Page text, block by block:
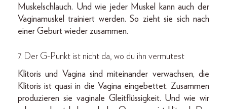
Muskelschlauch. Und wie jeder Muskel kann auch der
Vaginamuskel trainiert werden. So zieht sie sich nach
einer Geburt wieder zusammen.
7. Der G-Punkt ist nicht da, wo du ihn vermutest
Klitoris und Vagina sind miteinander verwachsen, die
Klitoris ist quasi in die Vagina eingebettet. Zusammen
produzieren sie vaginale Gleitflüssigkeit. Und wie wir